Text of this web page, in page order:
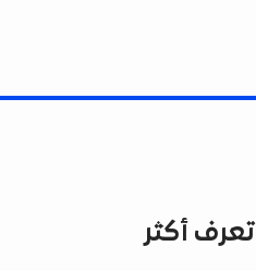
تعرف أكثر